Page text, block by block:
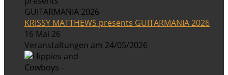
KRISSY MATTHEWS presents GUITARMANIA 2026
16 Mai 26
Veranstaltungen am 24/05/2026